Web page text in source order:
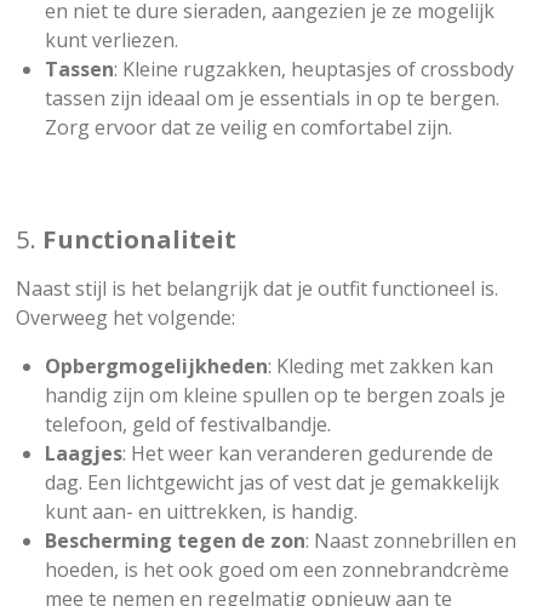
en niet te dure sieraden, aangezien je ze mogelijk
kunt verliezen.
Tassen: Kleine rugzakken, heuptasjes of crossbody
tassen zijn ideaal om je essentials in op te bergen.
Zorg ervoor dat ze veilig en comfortabel zijn.
5. Functionaliteit
Naast stijl is het belangrijk dat je outfit functioneel is.
Overweeg het volgende:
Opbergmogelijkheden: Kleding met zakken kan
handig zijn om kleine spullen op te bergen zoals je
telefoon, geld of festivalbandje.
Laagjes: Het weer kan veranderen gedurende de
dag. Een lichtgewicht jas of vest dat je gemakkelijk
kunt aan- en uittrekken, is handig.
Bescherming tegen de zon: Naast zonnebrillen en
hoeden, is het ook goed om een zonnebrandcrème
mee te nemen en regelmatig opnieuw aan te